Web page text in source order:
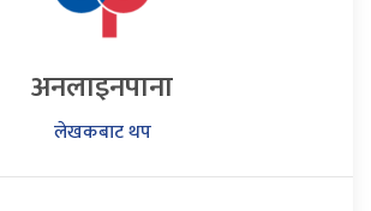
अनलाइनपाना
लेखकबाट थप